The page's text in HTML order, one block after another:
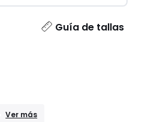
Guía de tallas
REBAJAS
Ver más